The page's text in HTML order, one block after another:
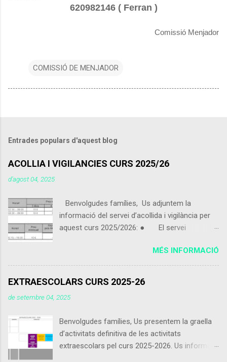
620982146 ( Ferran )
Comissió Menjador
COMISSIÓ DE MENJADOR
Entrades populars d'aquest blog
ACOLLIA I VIGILANCIES CURS 2025/26
d’agost 04, 2025
Benvolgudes famílies, Us adjuntem la
informació del servei d’acollida i vigilància per
aquest curs 2025/2026: ● El servei
setembre 2025. ● Els alumnes que vinguin
de 07:30 a 09:00 podran portar alguna cosa per
vigilància de dimecres 15:15 a 16:30 encara que
alumnes inscrits matí curt que vinguin abans de
les 8:30 es contarà com a preu esporàdic
inscrit com a matí llarg. ● Usuaris inscrits: -
MÉS INFORMACIÓ
EXTRAESCOLARS CURS 2025-26
de setembre 04, 2025
Benvolgudes famílies, Us presentem la graella
d’activitats definitiva de les activitats
extraescolars pel curs 2025-2026. Us informem